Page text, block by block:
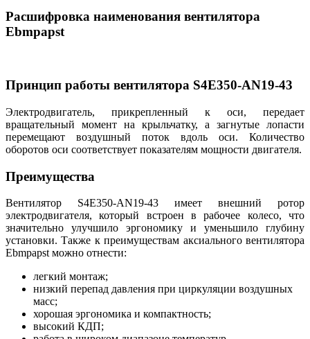
Расшифровка наименования вентилятора
Ebmpapst
Принцип работы вентилятора S4E350-AN19-43
Электродвигатель, прикрепленный к оси, передает
вращательный момент на крыльчатку, а загнутые лопасти
перемещают воздушный поток вдоль оси. Количество
оборотов оси соответствует показателям мощности двигателя.
Преимущества
Вентилятор S4E350-AN19-43 имеет внешний ротор
электродвигателя, который встроен в рабочее колесо, что
значительно улучшило эргономику и уменьшило глубину
установки. Также к преимуществам аксиального вентилятора
Ebmpapst можно отнести:
легкий монтаж;
низкий перепад давления при циркуляции воздушных
масс;
хорошая эргономика и компактность;
высокий КДП;